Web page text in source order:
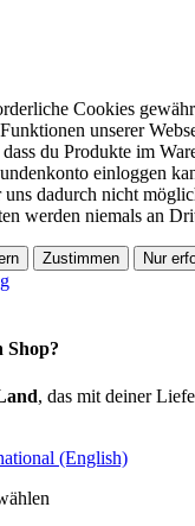
Cookies
unserer
du Produkte im
einloggen
dadurch nicht
werden niemals an
Zustimmen Nur
Shop?
, das mit deiner
(English)